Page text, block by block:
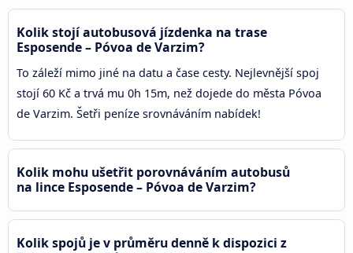
Kolik stojí autobusová jízdenka na trase
Esposende – Póvoa de Varzim?
To záleží mimo jiné na datu a čase cesty. Nejlevnější spoj
stojí 60 Kč a trvá mu 0h 15m, než dojede do města Póvoa
de Varzim. Šetři peníze srovnáváním nabídek!
Kolik mohu ušetřit porovnáváním autobusů
na lince Esposende – Póvoa de Varzim?
Kolik spojů je v průměru denně k dispozici z